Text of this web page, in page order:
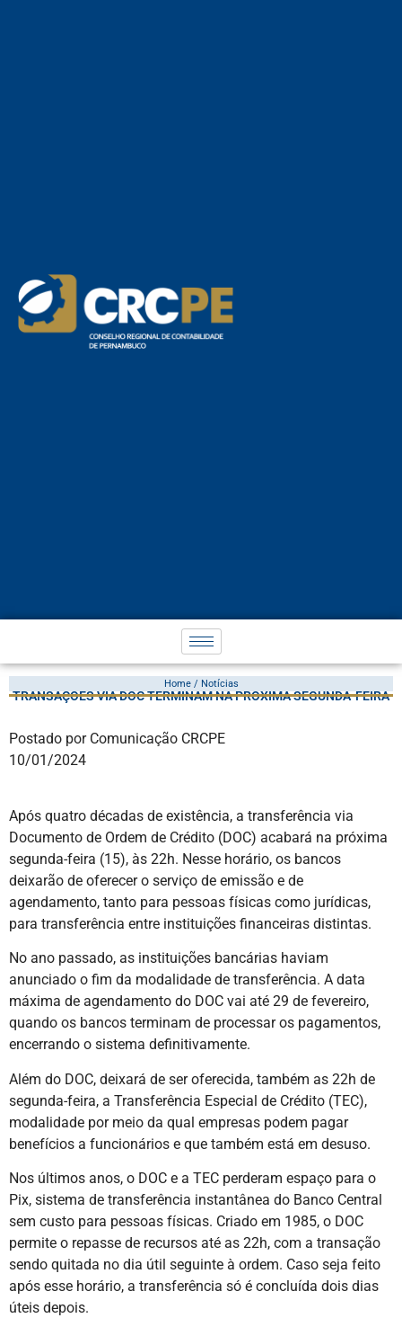
TRANSAÇÕES VIA DOC TERMINAM NA PRÓXIMA SEGUNDA-FEIRA
Home / Notícias
Postado por Comunicação CRCPE
10/01/2024
Após quatro décadas de existência, a transferência via
Documento de Ordem de Crédito (DOC) acabará na próxima
segunda-feira (15), às 22h. Nesse horário, os bancos
deixarão de oferecer o serviço de emissão e de
agendamento, tanto para pessoas físicas como jurídicas,
para transferência entre instituições financeiras distintas.
No ano passado, as instituições bancárias haviam
anunciado o fim da modalidade de transferência. A data
máxima de agendamento do DOC vai até 29 de fevereiro,
quando os bancos terminam de processar os pagamentos,
encerrando o sistema definitivamente.
Além do DOC, deixará de ser oferecida, também as 22h de
segunda-feira, a Transferência Especial de Crédito (TEC),
modalidade por meio da qual empresas podem pagar
benefícios a funcionários e que também está em desuso.
Nos últimos anos, o DOC e a TEC perderam espaço para o
Pix, sistema de transferência instantânea do Banco Central
sem custo para pessoas físicas. Criado em 1985, o DOC
permite o repasse de recursos até as 22h, com a transação
sendo quitada no dia útil seguinte à ordem. Caso seja feito
após esse horário, a transferência só é concluída dois dias
úteis depois.